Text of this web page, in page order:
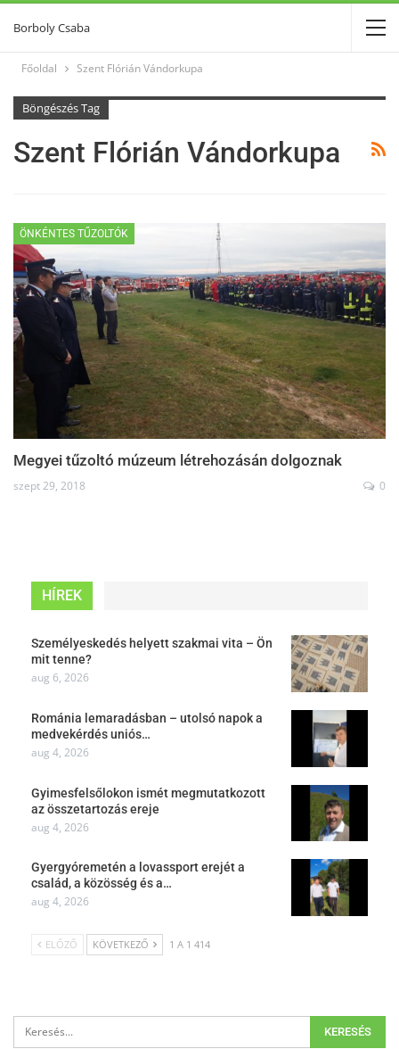
Borboly Csaba
Főoldal Szent Flórián Vándorkupa
Böngészés Tag
Szent Flórián Vándorkupa
ÖNKÉNTES TŰZOLTÓK
Megyei tűzoltó múzeum létrehozásán dolgoznak
szept 29, 2018 0
HÍREK
Személyeskedés helyett szakmai vita – Ön
mit tenne?
aug 6, 2026
Románia lemaradásban – utolsó napok a
medvekérdés uniós…
aug 4, 2026
Gyimesfelsőlokon ismét megmutatkozott
az összetartozás ereje
aug 4, 2026
Gyergyóremetén a lovassport erejét a
család, a közösség és a…
aug 4, 2026
ELŐZŐ KÖVETKEZŐ 1 A 1 414